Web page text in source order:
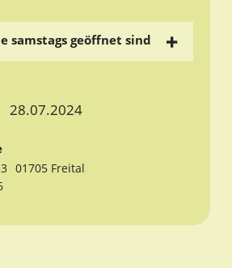
samstags geöffnet sind
28.07.2024
01705 Freital